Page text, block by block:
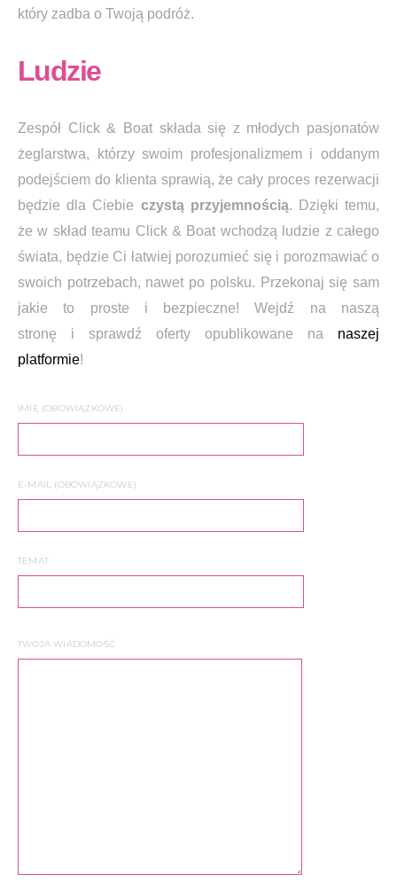
który zadba o Twoją podróż.
Ludzie
Zespół Click & Boat składa się z młodych pasjonatów
żeglarstwa, którzy swoim profesjonalizmem i oddanym
podejściem do klienta sprawią, że cały proces rezerwacji
będzie dla Ciebie czystą przyjemnością. Dzięki temu,
że w składteamu Click & Boat wchodzą ludzie z całego
świata, będzie Ci łatwiej porozumieć się i porozmawiać o
swoich potrzebach, nawet po polsku. Przekonaj się sam
jakie to proste i bezpieczne! Wejdź na naszą
stronę i sprawdź oferty opublikowane na naszej
platformie!
IMIĘ (OBOWIĄZKOWE)
E-MAIL (OBOWIĄZKOWE)
TEMAT
TWOJA WIADOMOŚĆ